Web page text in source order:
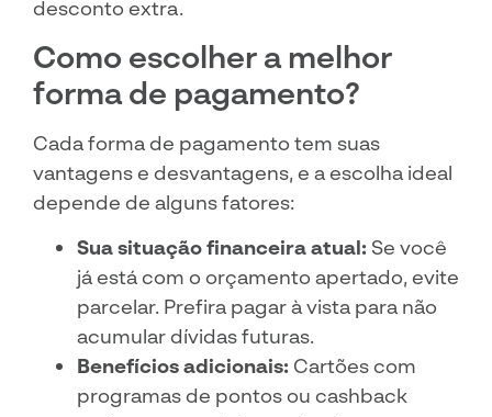
desconto extra.
Como escolher a melhor
forma de pagamento?
Cada forma de pagamento tem suas
vantagens e desvantagens, e a escolha ideal
depende de alguns fatores:
Sua situação financeira atual: Se você
já está com o orçamento apertado, evite
parcelar. Prefira pagar à vista para não
acumular dívidas futuras.
Benefícios adicionais: Cartões com
programas de pontos ou cashback